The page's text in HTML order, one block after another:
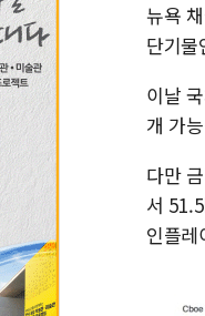
뉴욕
단기
이날
개 가
다만
서
인플